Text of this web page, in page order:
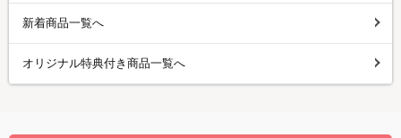
新着商品一覧へ
オリジナル特典付き商品一覧へ